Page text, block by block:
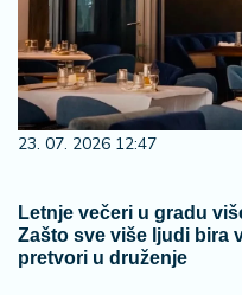
23. 07. 2026 12:47
Letnje večeri u gradu
Zašto sve više ljudi bira
pretvori u druženje